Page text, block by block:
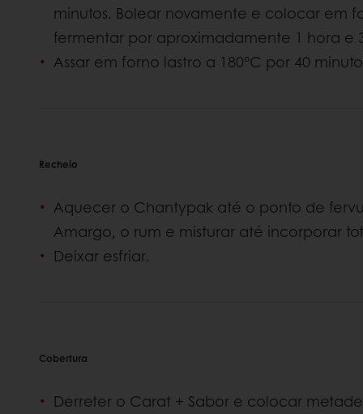
minutos. Bolear novamente e colocar em
fermentar por aproximadamente 1 hora e
Assar em forno lastro a 180°C por 40
Recheio
Aquecer o Chantypak até o ponto de
Amargo, o rum e misturar até incorporar
Deixar esfriar.
Cobertura
Derreter o Carat + Sabor e colocar